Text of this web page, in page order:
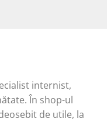
internist,
În shop-ul
de utile, la